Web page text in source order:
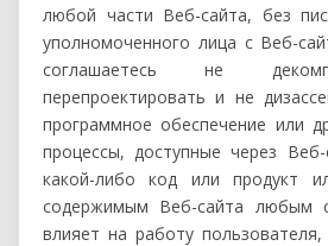
любой части Веб-сайта, без
уполномоченного лица с Веб-
соглашаетесь не
перепроектировать и не
программное обеспечение или
процессы, доступные через
какой-либо код или продукт
содержимым Веб-сайта любым
влияет на работу